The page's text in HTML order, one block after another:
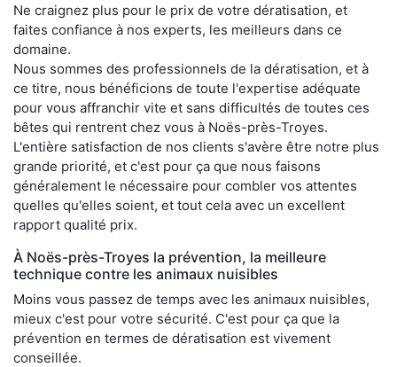
Ne craignez plus pour le prix de votre dératisation, et
faites confiance à nos experts, les meilleurs dans ce
domaine.
Nous sommes des professionnels de la dératisation, et à
ce titre, nous bénéficions de toute l'expertise adéquate
pour vous affranchir vite et sans difficultés de toutes ces
bêtes qui rentrent chez vous à Noës-près-Troyes.
L'entière satisfaction de nos clients s'avère être notre plus
grande priorité, et c'est pour ça que nous faisons
généralement le nécessaire pour combler vos attentes
quelles qu'elles soient, et tout cela avec un excellent
rapport qualité prix.
À Noës-près-Troyes la prévention, la meilleure
technique contre les animaux nuisibles
Moins vous passez de temps avec les animaux nuisibles,
mieux c'est pour votre sécurité. C'est pour ça que la
prévention en termes de dératisation est vivement
conseillée.